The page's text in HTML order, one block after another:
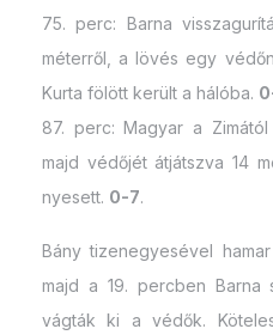
75. perc: Barna
méterről, a lövés egy
Kurta fölött került a hálóba.
87. perc: Magyar a
majd védőjét átjátszva 14
nyesett. 0-7.
Bány tizenegyesével
majd a 19. percben Barna
vágták ki a védők.